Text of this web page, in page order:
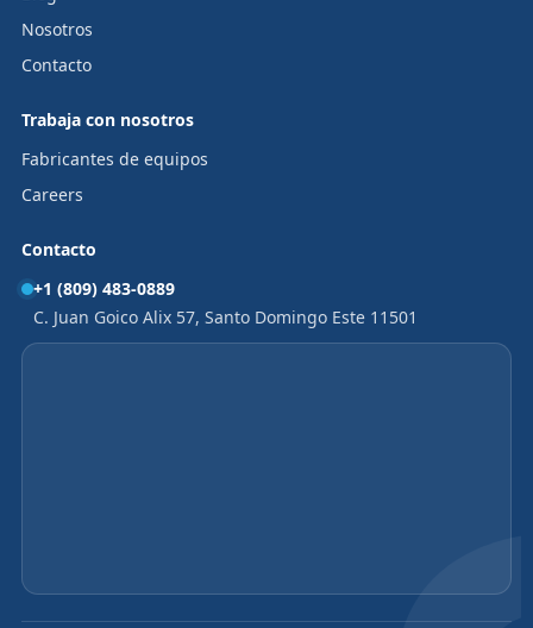
Nosotros
Contacto
Trabaja con nosotros
Fabricantes de equipos
Careers
Contacto
+1 (809) 483-0889
C. Juan Goico Alix 57, Santo Domingo Este 11501